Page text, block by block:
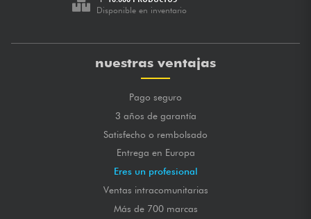
Disponible en inventario
nuestras ventajas
Pago seguro
3 años de garantía
Satisfecho o rembolsado
Entrega en Europa
Eres un profesional
Ventas intracomunitarias
Más de 700 marcas